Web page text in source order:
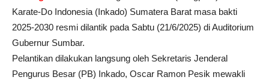
Karate-Do Indonesia (Inkado) Sumatera Barat masa bakti
2025-2030 resmi dilantik pada Sabtu (21/6/2025) di Auditorium
Gubernur Sumbar.
Pelantikan dilakukan langsung oleh Sekretaris Jenderal
Pengurus Besar (PB) Inkado, Oscar Ramon Pesik mewakli